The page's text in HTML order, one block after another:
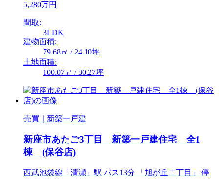
5,280万円
間取:
3LDK
建物面積:
79.68㎡ / 24.10坪
土地面積:
100.07㎡ / 30.27坪
売買｜新築一戸建
新座市あたご3丁目 新築一戸建住宅 全1
棟 (保谷店)
西武池袋線「清瀬」駅 バス13分 「旭が丘二丁目」 停